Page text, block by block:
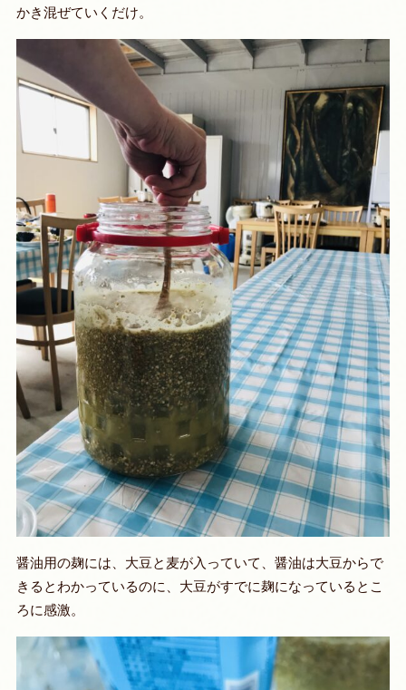
かき混ぜていくだけ。
醤油用の麹には、大豆と麦が入っていて、醤油は大豆からで
きるとわかっているのに、大豆がすでに麹になっているとこ
ろに感激。